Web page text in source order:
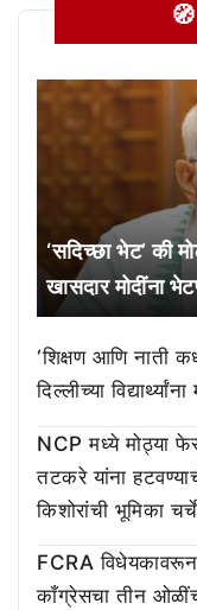
‘सदिच्छा भेट’ की
खासदार मोदींना
‘शिक्षण आणि नाती
दिल्लीच्या
NCP मध्ये मोठ्या
तटकरे यांना
किशोरांची भूमिका
FCRA
काँग्रेसचा तीन